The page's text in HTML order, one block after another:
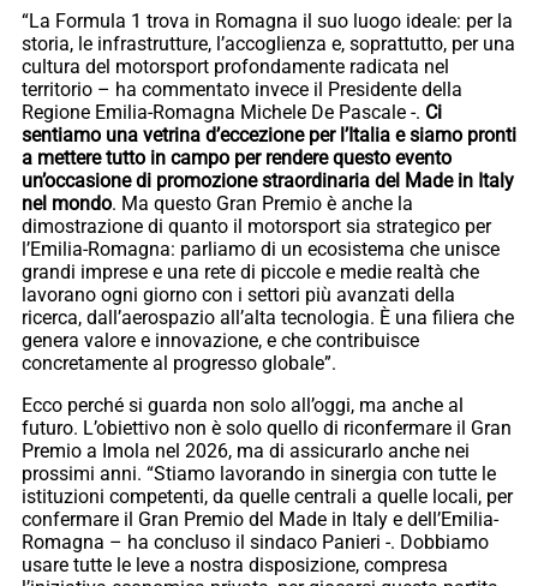
“La Formula 1 trova in Romagna il suo luogo ideale: per la
storia, le infrastrutture, l’accoglienza e, soprattutto, per una
cultura del motorsport profondamente radicata nel
territorio – ha commentato invece il Presidente della
Regione Emilia-Romagna Michele De Pascale -. Ci
sentiamo una vetrina d’eccezione per l’Italia e siamo pronti
a mettere tutto in campo per rendere questo evento
un’occasione di promozione straordinaria del Made in Italy
nel mondo. Ma questo Gran Premio è anche la
dimostrazione di quanto il motorsport sia strategico per
l’Emilia-Romagna: parliamo di un ecosistema che unisce
grandi imprese e una rete di piccole e medie realtà che
lavorano ogni giorno con i settori più avanzati della
ricerca, dall’aerospazio all’alta tecnologia. È una filiera che
genera valore e innovazione, e che contribuisce
concretamente al progresso globale”.
Ecco perché si guarda non solo all’oggi, ma anche al
futuro. L’obiettivo non è solo quello di riconfermare il Gran
Premio a Imola nel 2026, ma di assicurarlo anche nei
prossimi anni. “Stiamo lavorando in sinergia con tutte le
istituzioni competenti, da quelle centrali a quelle locali, per
confermare il Gran Premio del Made in Italy e dell’Emilia-
Romagna – ha concluso il sindaco Panieri -. Dobbiamo
usare tutte le leve a nostra disposizione, compresa